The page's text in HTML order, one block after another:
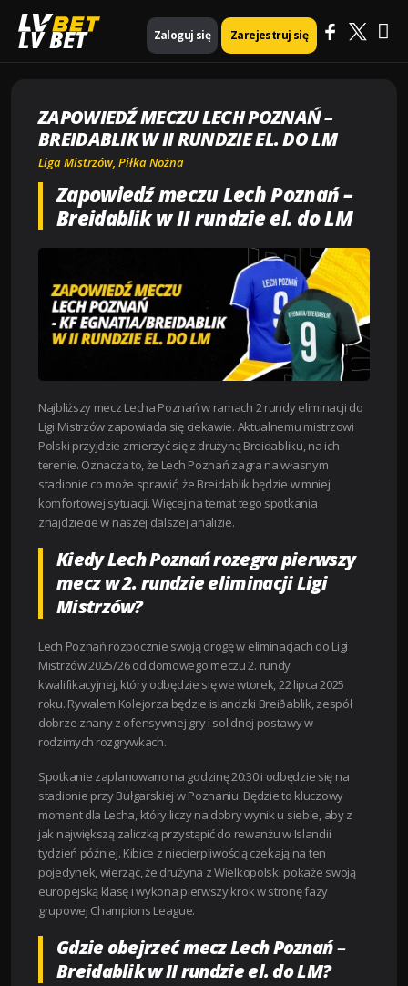
LV BET Zaloguj się Zarejestruj się
Strona główna
Piłka nożna
Zapowiedź meczu Lech Poznań – Breidablik w II rundzie el. do LM
ZAPOWIEDŹ MECZU LECH POZNAŃ –
BREIDABLIK W II RUNDZIE EL. DO LM
Liga Mistrzów, Piłka Nożna
Zapowiedź meczu Lech Poznań –
Breidablik w II rundzie el. do LM
Najbliższy mecz Lecha Poznań w ramach 2 rundy eliminacji do
Ligi Mistrzów zapowiada się ciekawie. Aktualnemu mistrzowi
Polski przyjdzie zmierzyć się z drużyną Breidabliku, na ich
terenie. Oznacza to, że Lech Poznań zagra na własnym
stadionie co może sprawić, że Breidablik będzie w mniej
komfortowej sytuacji. Więcej na temat tego spotkania
znajdziecie w naszej dalszej analizie.
Kiedy Lech Poznań rozegra pierwszy
mecz w 2. rundzie eliminacji Ligi
Mistrzów?
Lech Poznań rozpocznie swoją drogę w eliminacjach do Ligi
Mistrzów 2025/26 od domowego meczu 2. rundy
kwalifikacyjnej, który odbędzie się we wtorek, 22 lipca 2025
roku. Rywalem Kolejorza będzie islandzki Breiðablik, zespół
dobrze znany z ofensywnej gry i solidnej postawy w
rodzimych rozgrywkach.
Spotkanie zaplanowano na godzinę 20:30 i odbędzie się na
stadionie przy Bułgarskiej w Poznaniu. Będzie to kluczowy
moment dla Lecha, który liczy na dobry wynik u siebie, aby z
jak największą zaliczką przystąpić do rewanżu w Islandii
tydzień później. Kibice z niecierpliwością czekają na ten
pojedynek, wierząc, że drużyna z Wielkopolski pokaże swoją
europejską klasę i wykona pierwszy krok w stronę fazy
grupowej Champions League.
Gdzie obejrzeć mecz Lech Poznań –
Breidablik w II rundzie el. do LM?